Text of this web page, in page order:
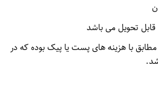
قابل تحویل می باشد
مطابق با هزینه های پست یا پیک بوده که در